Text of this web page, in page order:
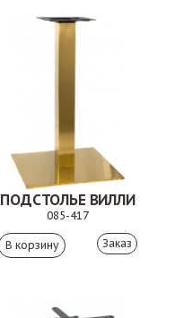
ПОДСТОЛЬЕ ВИЛЛИ
085-417
Заказ